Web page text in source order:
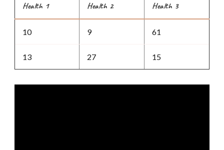
Health 1 Health 2 Health 3
10 9 61
13 27 15